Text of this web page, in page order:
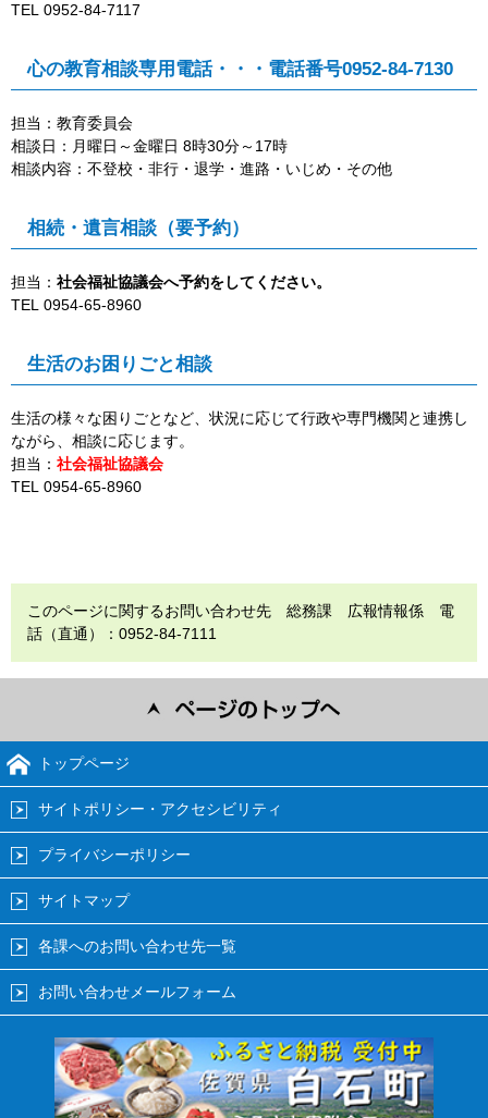
TEL 0952-84-7117
心の教育相談専用電話・・・電話番号0952-84-7130
担当：教育委員会
相談日：月曜日～金曜日 8時30分～17時
相談内容：不登校・非行・退学・進路・いじめ・その他
相続・遺言相談（要予約）
担当： 社会福祉協議会へ予約をしてください。
TEL 0954-65-8960
生活のお困りごと相談
生活の様々な困りごとなど、状況に応じて行政や専門機関と連携し
ながら、相談に応じます。
担当： 社会福祉協議会
TEL 0954-65-8960
このページに関するお問い合わせ先 総務課 広報情報係 電
話（直通）：0952-84-7111
トップページ
サイトポリシー・アクセシビリティ
プライバシーポリシー
サイトマップ
各課へのお問い合わせ先一覧
お問い合わせメールフォーム